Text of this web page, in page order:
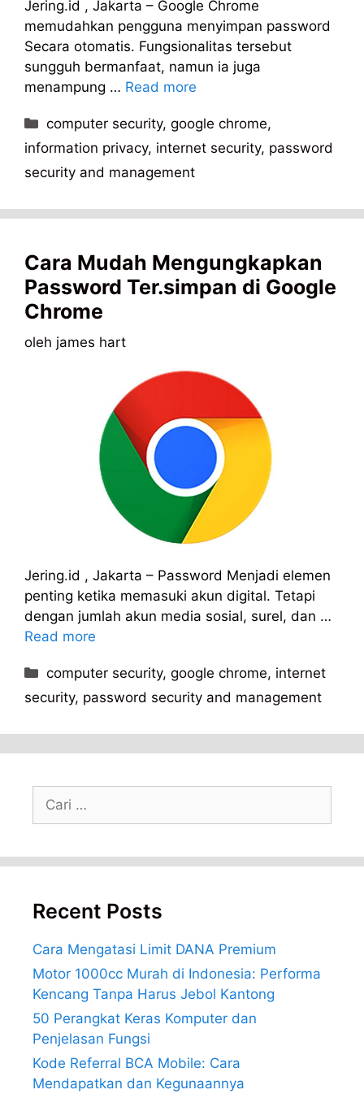
Jering.id , Jakarta – Google Chrome
memudahkan pengguna menyimpan password
Secara otomatis. Fungsionalitas tersebut
sungguh bermanfaat, namun ia juga
menampung … Read more
Kategori
computer security,google chrome,
information privacy, internet security, password
security and management
Cara Mudah Mengungkapkan
Password Ter.simpan di Google
Chrome
oleh james hart
Jering.id , Jakarta – Password Menjadi elemen
penting ketika memasuki akun digital. Tetapi
dengan jumlah akun media sosial, surel, dan …
Read more
Kategori
computer security,google chrome, internet
security, password security and management
untuk:
Recent Posts
Cara Mengatasi Limit DANA Premium
Motor 1000cc Murah di Indonesia: Performa
Kencang Tanpa Harus Jebol Kantong
50 Perangkat Keras Komputer dan
Penjelasan Fungsi
Kode Referral BCA Mobile: Cara
Mendapatkan dan Kegunaannya